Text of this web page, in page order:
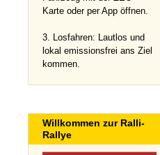
Karte oder per App öffnen.
3. Losfahren: Lautlos und
lokal emissionsfrei ans Ziel
kommen.
Willkommen zur Ralli-
Rallye